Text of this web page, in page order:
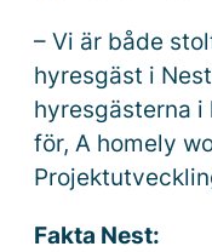
– Vi är både
hyresgäst i
hyresgästerna i
för, A homely
Fakta Nest: